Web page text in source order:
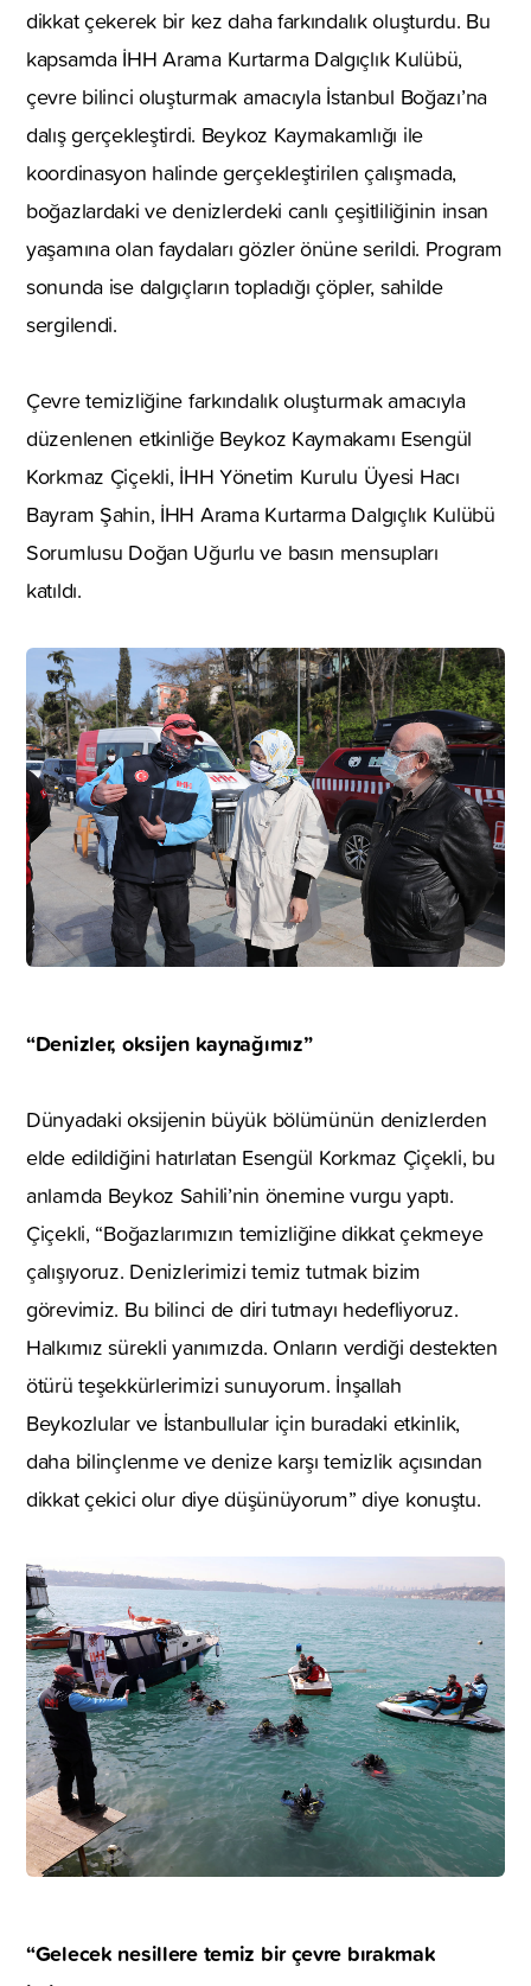
dikkat çekerek bir kez daha farkındalık oluşturdu. Bu
kapsamda İHH Arama Kurtarma Dalgıçlık Kulübü,
çevre bilinci oluşturmak amacıyla İstanbul Boğazı’na
dalış gerçekleştirdi. Beykoz Kaymakamlığı ile
koordinasyon halinde gerçekleştirilen çalışmada,
boğazlardaki ve denizlerdeki canlı çeşitliliğinin insan
yaşamına olan faydaları gözler önüne serildi. Program
sonunda ise dalgıçların topladığı çöpler, sahilde
sergilendi.
Çevre temizliğine farkındalık oluşturmak amacıyla
düzenlenen etkinliğe Beykoz Kaymakamı Esengül
Korkmaz Çiçekli, İHH Yönetim Kurulu Üyesi Hacı
Bayram Şahin, İHH Arama Kurtarma Dalgıçlık Kulübü
Sorumlusu Doğan Uğurlu ve basın mensupları
katıldı.
“Denizler, oksijen kaynağımız”
Dünyadaki oksijenin büyük bölümünün denizlerden
elde edildiğini hatırlatan Esengül Korkmaz Çiçekli, bu
anlamda Beykoz Sahili’nin önemine vurgu yaptı.
Çiçekli, “Boğazlarımızın temizliğine dikkat çekmeye
çalışıyoruz. Denizlerimizi temiz tutmak bizim
görevimiz. Bu bilinci de diri tutmayı hedefliyoruz.
Halkımız sürekli yanımızda. Onların verdiği destekten
ötürü teşekkürlerimizi sunuyorum. İnşallah
Beykozlular ve İstanbullular için buradaki etkinlik,
daha bilinçlenme ve denize karşı temizlik açısından
dikkat çekici olur diye düşünüyorum” diye konuştu.
“Gelecek nesillere temiz bir çevre bırakmak